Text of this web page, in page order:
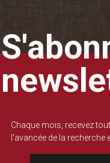
Chaque mois, recevez
l'avancée de la